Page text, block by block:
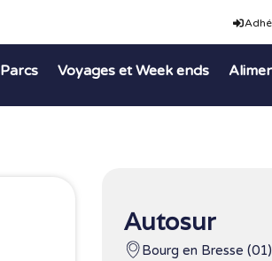
Parcs Voyages et Week ends
Autosur
Bourg en Bresse (01)